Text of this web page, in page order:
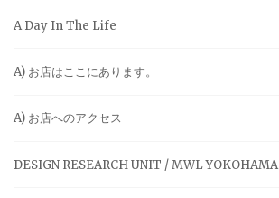
A Day In The Life
A) お店はここにあります。
A) お店へのアクセス
DESIGN RESEARCH UNIT / MWL YOKOHAMA